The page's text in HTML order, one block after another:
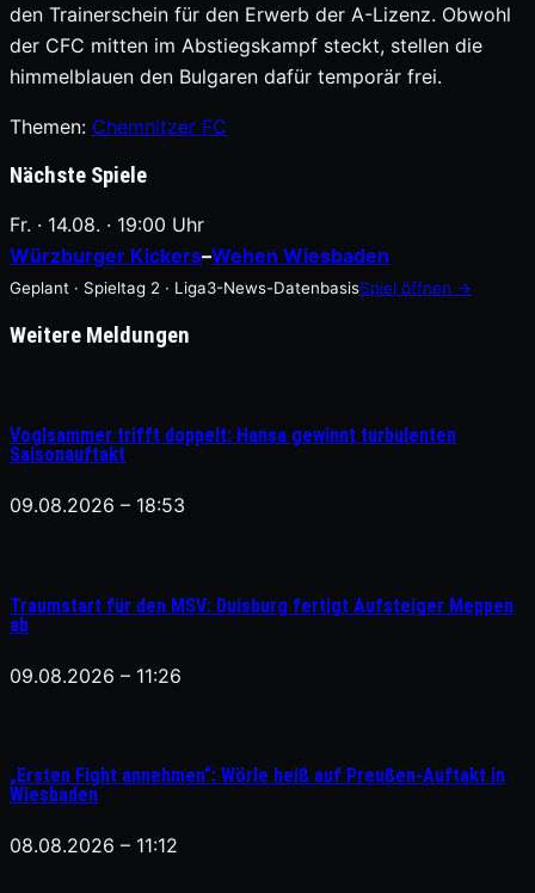
den Trainerschein für den Erwerb der A-Lizenz. Obwohl
der CFC mitten im Abstiegskampf steckt, stellen die
himmelblauen den Bulgaren dafür temporär frei.
Themen: Chemnitzer FC
Nächste Spiele
Fr. · 14.08. · 19:00 Uhr
Würzburger Kickers–Wehen Wiesbaden
Geplant · Spieltag 2 · Liga3-News-DatenbasisSpiel öffnen →
Weitere Meldungen
Voglsammer trifft doppelt: Hansa gewinnt turbulenten
Saisonauftakt
09.08.2026 – 18:53
Traumstart für den MSV: Duisburg fertigt Aufsteiger Meppen
ab
09.08.2026 – 11:26
„Ersten Fight annehmen“: Wörle heiß auf Preußen-Auftakt in
Wiesbaden
08.08.2026 – 11:12